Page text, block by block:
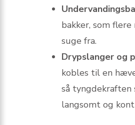
bakker, som
suge fra.
Drypslanger og
kobles til en
så
langsomt og